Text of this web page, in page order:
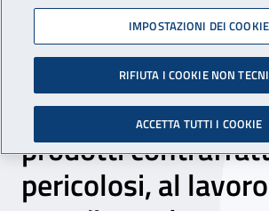
Firmato a Trento il
protocollo per il
alla
prodotti
pericolosi, al lavoro
IMPOSTAZIONI DEI COOKIE
RIFIUTA I COOKIE NON
ACCETTA TUTTI I COOKIE